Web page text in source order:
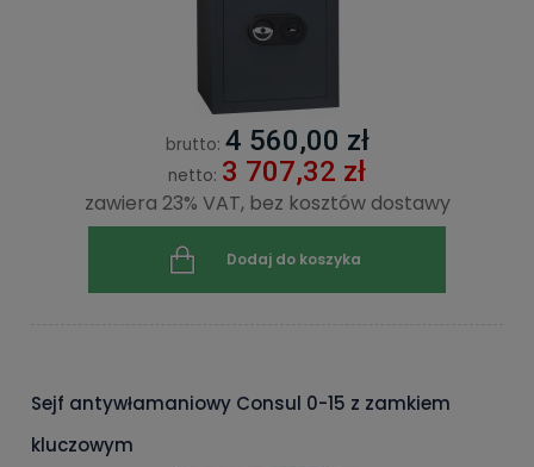
brutto: 4 560,00 zł
netto: 3 707,32 zł
zawiera 23% VAT, bez kosztów dostawy
Dodaj do koszyka
Sejf antywłamaniowy Consul 0-15 z zamkiem
kluczowym